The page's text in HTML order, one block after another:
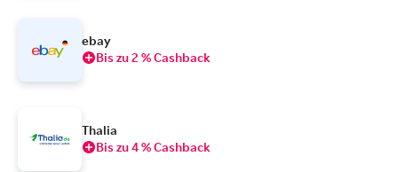
ebay
Bis zu 2 % Cashback
Thalia
Bis zu 4 % Cashback